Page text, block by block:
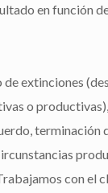
en función
extinciones
o
terminación
con el